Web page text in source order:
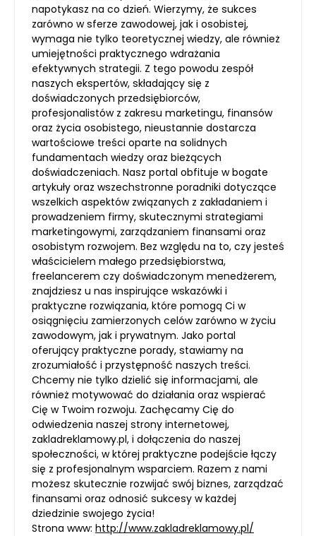
napotykasz na co dzień. Wierzymy, że sukces
zarówno w sferze zawodowej, jak i osobistej,
wymaga nie tylko teoretycznej wiedzy, ale również
umiejętności praktycznego wdrażania
efektywnych strategii. Z tego powodu zespół
naszych ekspertów, składający się z
doświadczonych przedsiębiorców,
profesjonalistów z zakresu marketingu, finansów
oraz życia osobistego, nieustannie dostarcza
wartościowe treści oparte na solidnych
fundamentach wiedzy oraz bieżących
doświadczeniach. Nasz portal obfituje w bogate
artykuły oraz wszechstronne poradniki dotyczące
wszelkich aspektów związanych z zakładaniem i
prowadzeniem firmy, skutecznymi strategiami
marketingowymi, zarządzaniem finansami oraz
osobistym rozwojem. Bez względu na to, czy jesteś
właścicielem małego przedsiębiorstwa,
freelancerem czy doświadczonym menedżerem,
znajdziesz u nas inspirujące wskazówki i
praktyczne rozwiązania, które pomogą Ci w
osiągnięciu zamierzonych celów zarówno w życiu
zawodowym, jak i prywatnym. Jako portal
oferujący praktyczne porady, stawiamy na
zrozumiałość i przystępność naszych treści.
Chcemy nie tylko dzielić się informacjami, ale
również motywować do działania oraz wspierać
Cię w Twoim rozwoju. Zachęcamy Cię do
odwiedzenia naszej strony internetowej,
zakladreklamowy.pl, i dołączenia do naszej
społeczności, w której praktyczne podejście łączy
się z profesjonalnym wsparciem. Razem z nami
możesz skutecznie rozwijać swój biznes, zarządzać
finansami oraz odnosić sukcesy w każdej
dziedzinie swojego życia!
Strona www: http://www.zakladreklamowy.pl/